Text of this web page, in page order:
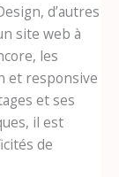
d’autres
site web à
les
et responsive
et ses
il est
de